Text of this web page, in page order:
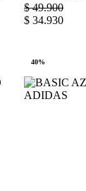
$49.900
$ 34.930
40%